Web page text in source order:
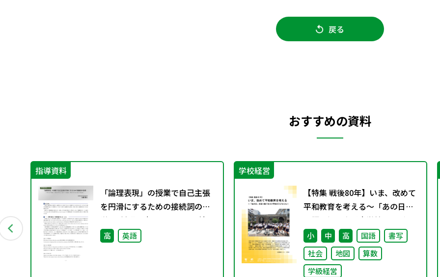
戻る
おすすめの資料
指導資料
「論理表現」の授業で自己主張
を円滑にするための接続詞の指
導 ― 対照を表すwhile、3用法を
持つif、注意のいるunless、理由
高 英語
学校経営
【特集 戦後80年】いま、改めて
平和教育を考える〜「あの日」
を語り継ぐ本川小学校の子ども
たち〜
小 中 高 国語
書写
社会
地図
算数
学級経営